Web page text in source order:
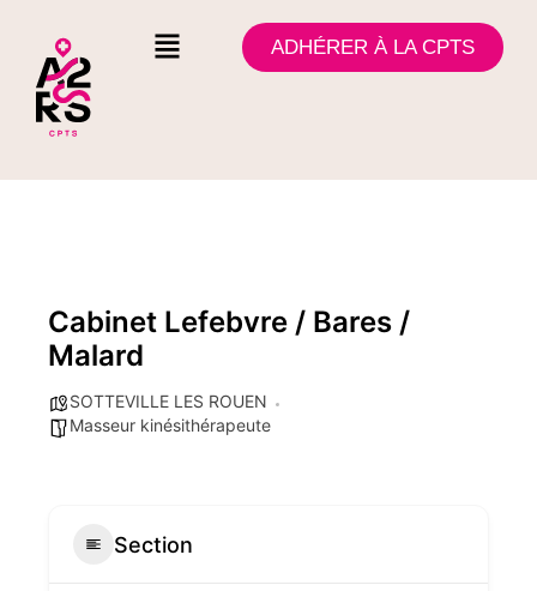
ADHÉRER À LA CPTS
Cabinet Lefebvre / Bares /
Malard
SOTTEVILLE LES ROUEN
Masseur kinésithérapeute
Section